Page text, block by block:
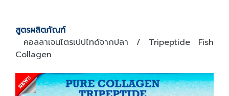
สูตรผลิตภัณฑ์
คอลลาเจนไตรเปปไทด์จากปลา / Tripeptide Fish
Collagen